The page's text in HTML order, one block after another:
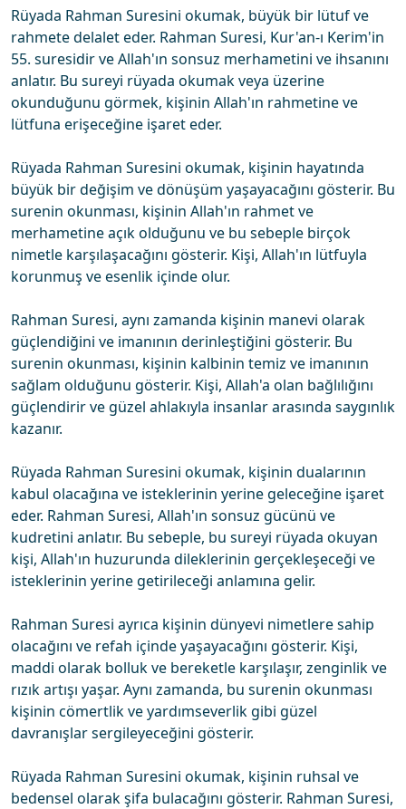
Rüyada Rahman Suresini okumak, büyük bir lütuf ve
rahmete delalet eder. Rahman Suresi, Kur'an-ı Kerim'in
55. suresidir ve Allah'ın sonsuz merhametini ve ihsanını
anlatır. Bu sureyi rüyada okumak veya üzerine
okunduğunu görmek, kişinin Allah'ın rahmetine ve
lütfuna erişeceğine işaret eder.
Rüyada Rahman Suresini okumak, kişinin hayatında
büyük bir değişim ve dönüşüm yaşayacağını gösterir. Bu
surenin okunması, kişinin Allah'ın rahmet ve
merhametine açık olduğunu ve bu sebeple birçok
nimetle karşılaşacağını gösterir. Kişi, Allah'ın lütfuyla
korunmuş ve esenlik içinde olur.
Rahman Suresi, aynı zamanda kişinin manevi olarak
güçlendiğini ve imanının derinleştiğini gösterir. Bu
surenin okunması, kişinin kalbinin temiz ve imanının
sağlam olduğunu gösterir. Kişi, Allah'a olan bağlılığını
güçlendirir ve güzel ahlakıyla insanlar arasında saygınlık
kazanır.
Rüyada Rahman Suresini okumak, kişinin dualarının
kabul olacağına ve isteklerinin yerine geleceğine işaret
eder. Rahman Suresi, Allah'ın sonsuz gücünü ve
kudretini anlatır. Bu sebeple, bu sureyi rüyada okuyan
kişi, Allah'ın huzurunda dileklerinin gerçekleşeceği ve
isteklerinin yerine getirileceği anlamına gelir.
Rahman Suresi ayrıca kişinin dünyevi nimetlere sahip
olacağını ve refah içinde yaşayacağını gösterir. Kişi,
maddi olarak bolluk ve bereketle karşılaşır, zenginlik ve
rızık artışı yaşar. Aynı zamanda, bu surenin okunması
kişinin cömertlik ve yardımseverlik gibi güzel
davranışlar sergileyeceğini gösterir.
Rüyada Rahman Suresini okumak, kişinin ruhsal ve
bedensel olarak şifa bulacağını gösterir. Rahman Suresi,